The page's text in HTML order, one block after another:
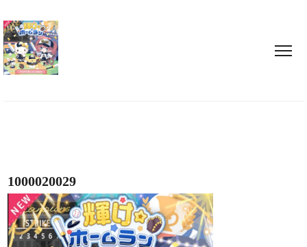
1000020029